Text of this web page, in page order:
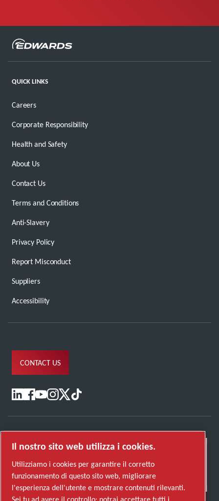
QUICK LINKS
Careers
Corporate Responsibility
Health and Safety
About Us
Contact Us
Terms and Conditions
Anti-Slavery
Privacy Policy
Report Misconduct
Suppliers
Accessibility
CONTACT US
Il nostro sito web utilizza i cookies.
Utilizziamo i cookies per garantire il corretto
funzionamento di questo sito web, migliorare
l'esperienza dell'utente e mostrare contenuti rilevanti.